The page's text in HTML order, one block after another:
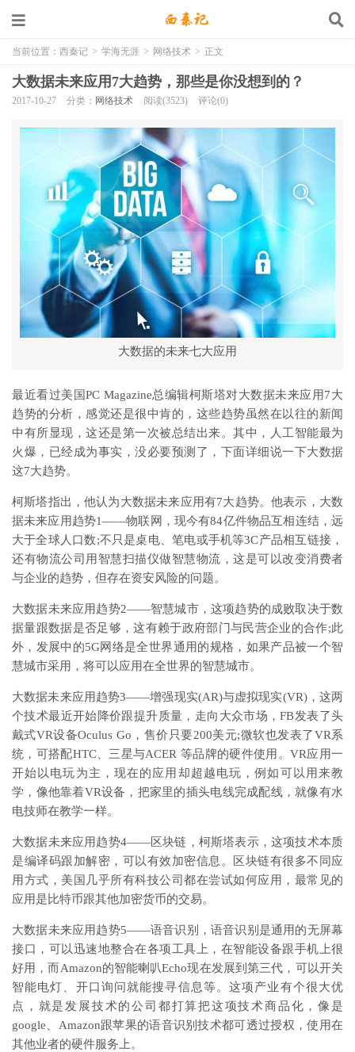
当前位置： 西秦记 > 学海无涯 > 网络技术 > 正文
大数据未来应用7大趋势，那些是你没想到的？
2017-10-27 分类： 网络技术 阅读(3523) 评论(0)
大数据的未来七大应用
最近看过美国PC Magazine总编辑柯斯塔对大数据未来应用7大
趋势的分析，感觉还是很中肯的，这些趋势虽然在以往的新闻
中有所显现，这还是第一次被总结出来。其中，人工智能最为
火爆，已经成为事实，没必要预测了，下面详细说一下大数据
这7大趋势。
柯斯塔指出，他认为大数据未来应用有7大趋势。他表示，大数
据未来应用趋势1——物联网，现今有84亿件物品互相连结，远
大于全球人口数;不只是桌电、笔电或手机等3C产品相互链接，
还有物流公司用智慧扫描仪做智慧物流，这是可以改变消费者
与企业的趋势，但存在资安风险的问题。
大数据未来应用趋势2——智慧城市，这项趋势的成败取决于数
据量跟数据是否足够，这有赖于政府部门与民营企业的合作;此
外，发展中的5G网络是全世界通用的规格，如果产品被一个智
慧城市采用，将可以应用在全世界的智慧城市。
大数据未来应用趋势3——增强现实(AR)与虚拟现实(VR)，这两
个技术最近开始降价跟提升质量，走向大众市场，FB发表了头
戴式VR设备Oculus Go，售价只要200美元;微软也发表了VR系
统，可搭配HTC、三星与ACER 等品牌的硬件使用。VR应用一
开始以电玩为主，现在的应用却超越电玩，例如可以用来教
学，像他靠着VR设备，把家里的插头电线完成配线，就像有水
电技师在教学一样。
大数据未来应用趋势4——区块链，柯斯塔表示，这项技术本质
是编译码跟加解密，可以有效加密信息。区块链有很多不同应
用方式，美国几乎所有科技公司都在尝试如何应用，最常见的
应用是比特币跟其他加密货币的交易。
大数据未来应用趋势5——语音识别，语音识别是通用的无屏幕
接口，可以迅速地整合在各项工具上，在智能设备跟手机上很
好用，而Amazon的智能喇叭Echo现在发展到第三代，可以开关
智能电灯、开口询问就能搜寻信息等。这项产业有个很大优
点，就是发展技术的公司都打算把这项技术商品化，像是
google、Amazon跟苹果的语音识别技术都可透过授权，使用在
其他业者的硬件服务上。